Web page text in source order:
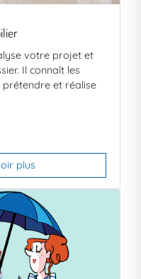
votre projet et
Il connaît les
prétendre et réalise
plus